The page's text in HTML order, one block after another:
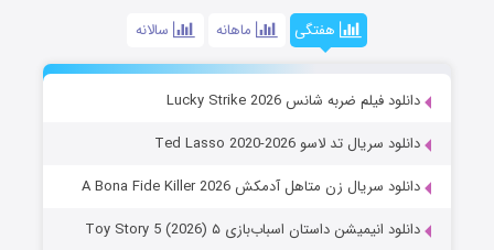
هفتگی ماهانه سالانه
دانلود فیلم ضربه شانس Lucky Strike 2026
دانلود سریال تد لاسو Ted Lasso 2020-2026
دانلود سریال زن متاهل آدمکش A Bona Fide Killer 2026
دانلود انیمیشن داستان اسباب‌بازی ۵ Toy Story 5 (2026)